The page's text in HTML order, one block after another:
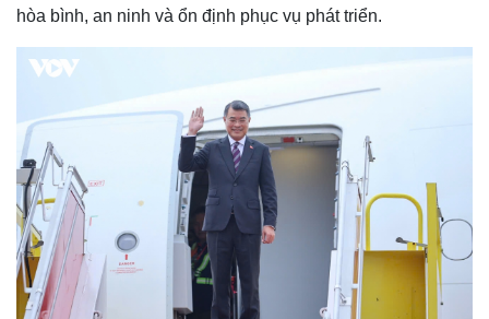
hòa bình, an ninh và ổn định phục vụ phát triển.